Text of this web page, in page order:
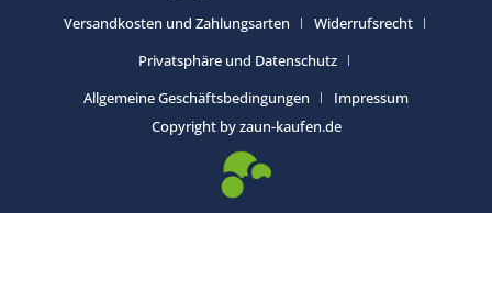
Versandkosten und Zahlungsarten
Widerrufsrecht
Privatsphäre und Datenschutz
Allgemeine Geschäftsbedingungen
Impressum
Copyright by zaun-kaufen.de